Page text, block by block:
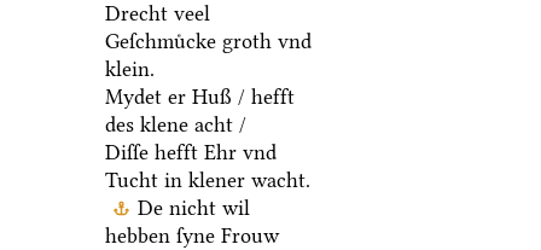
Drecht veel
Geſchmuͤcke groth vnd
klein.
Mydet er Huß / hefft
des klene acht /
Diſſe hefft Ehr vnd
Tucht in klener wacht.
De nicht wil
hebben ſyne Frouw